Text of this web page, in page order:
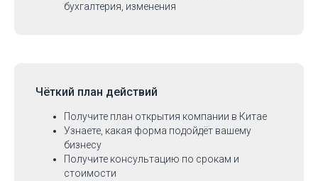
бухгалтерия, изменения
Чёткий план действий
Получите план открытия компании в Китае
Узнаете, какая форма подойдёт вашему
бизнесу
Получите консультацию по срокам и
стоимости